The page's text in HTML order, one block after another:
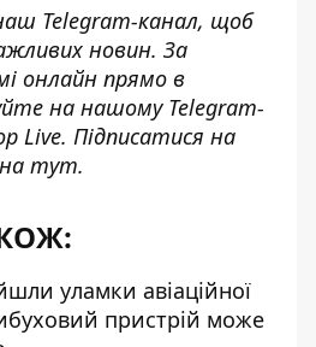
Telegram-канал, щоб
новин. За
онлайн прямо в
на нашому Telegram-
Live. Підписатися на
тут.
уламки авіаційної
пристрій може